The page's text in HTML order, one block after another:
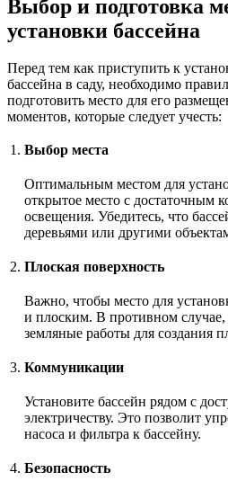
Выбор и подготовка
установки бассейна
Перед тем как приступить к
бассейна в саду, необходимо
подготовить место для его
моментов, которые следует учесть:
1. Выбор места
Оптимальным местом для
открытое место с достаточным
освещения. Убедитесь, что
деревьями или другими
2. Плоская поверхность
Важно, чтобы место для
и плоским. В противном случае,
земляные работы для создания
3. Коммуникации
Установите бассейн рядом с
электричеству. Это позволит
насоса и фильтра к бассейну.
4. Безопасность